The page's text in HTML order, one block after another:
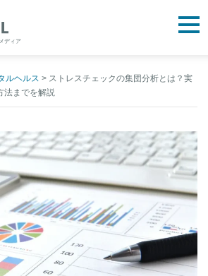
ディア
ルヘルス > ストレスチェックの集団分析とは？実
法までを解説